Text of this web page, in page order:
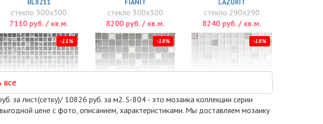
BL8211
стекло 300x300
7110 руб. / кв.м.
FIANIT
стекло 300x300
8200 руб. / кв.м.
LAZURIT
стекло 290x290
8240 руб. / кв.м.
-11% -18% -18%
все
за лист(сетку)/ 10826 руб. за м2. S-804 - это мозаика коллекции серии
цене с фото, описанием, характеристиками. Мы доставляем мозаику